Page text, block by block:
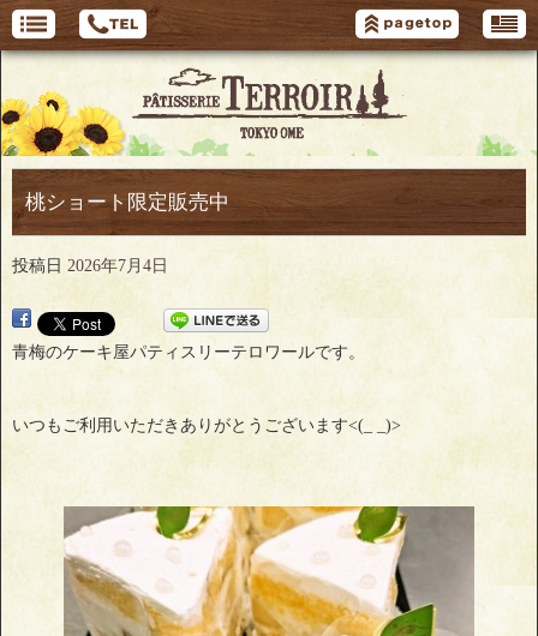
桃ショート限定販売中
投稿日 2026年7月4日
青梅のケーキ屋パティスリーテロワールです。
いつもご利用いただきありがとうございます<(_ _)>